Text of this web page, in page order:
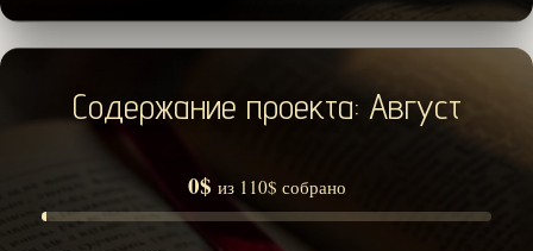
Содержание проекта: Август
0$ из 110$ собрано